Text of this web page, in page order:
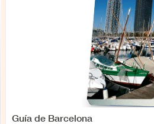
Guía de Barcelona